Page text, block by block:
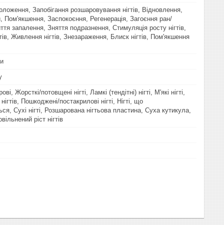
Запобігання розшаровування нігтів, Відновлення,
Заспокоєння, Регенерація, Загоєння ран/
запалення, Зняття подразнення, Стимуляція росту нігтів,
Живлення нігтів, Знезараження, Блиск нігтів, Пом'якшення
Жорсткі/потовщені нігті, Ламкі (тендітні) нігті, М'які нігті,
Пошкоджені/постакрилові нігті, Нігті, що
Сухі нігті, Розшарована нігтьова пластина, Суха кутикула,
ріст нігтів